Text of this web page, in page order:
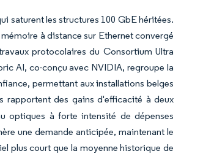
saturent les structures 100 GbE héritées.
à distance sur Ethernet convergé
protocolaires du Consortium Ultra
AI, co-conçu avec NVIDIA, regroupe la
permettant aux installations belges
rapportent des gains d'efficacité à deux
optiques à forte intensité de dépenses
une demande anticipée, maintenant le
plus court que la moyenne historique de